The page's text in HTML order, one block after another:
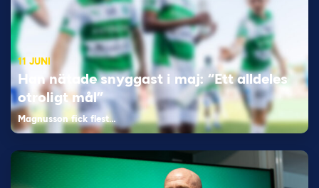
11 JUNI
Han nätade snyggast i maj: “Ett alldeles
otroligt mål”
Magnusson fick flest…